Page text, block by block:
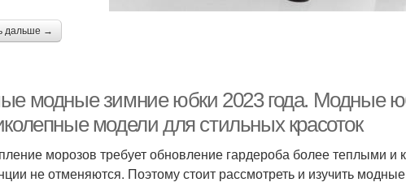
дальше →
модные зимние юбки 2023 года. Модные
модели для стильных красоток
морозов требует обновление гардероба более
не отменяются. Поэтому стоит рассмотреть и изучить